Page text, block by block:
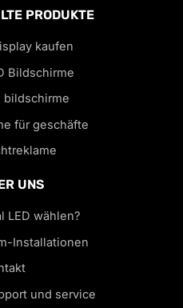
PRODUKTE
kaufen
Bildschirme
bildschirme
für geschäfte
UNS
LED wählen?
Installationen
und service